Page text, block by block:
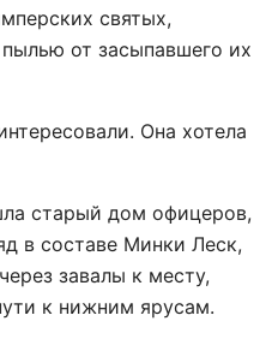
святых,
от засыпавшего их
Она хотела
старый дом офицеров,
в составе Минки Леск,
завалы к месту,
к нижним ярусам.